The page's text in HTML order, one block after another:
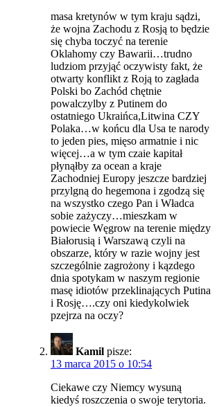
masa kretynów w tym kraju sądzi,
że wojna Zachodu z Rosją to będzie
się chyba toczyć na terenie
Oklahomy czy Bawarii…trudno
ludziom przyjąć oczywisty fakt, że
otwarty konflikt z Roją to zagłada
Polski bo Zachód chętnie
powalczylby z Putinem do
ostatniego Ukraińca,Litwina CZY
Polaka…w końcu dla Usa te narody
to jeden pies, mięso armatnie i nic
więcej…a w tym czaie kapitał
płynąłby za ocean a kraje
Zachodniej Europy jeszcze bardziej
przylgną do hegemona i zgodzą się
na wszystko czego Pan i Władca
sobie zażyczy…mieszkam w
powiecie Węgrow na terenie między
Białorusią i Warszawą czyli na
obszarze, który w razie wojny jest
szczególnie zagrożony i kązdego
dnia spotykam w naszym regionie
masę idiotów przeklinających Putina
i Rosję….czy oni kiedykolwiek
pzejrza na oczy?
Kamil pisze:
13 marca 2015 o 10:54
Ciekawe czy Niemcy wysuną
kiedyś roszczenia o swoje terytoria.